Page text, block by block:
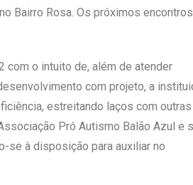
Bairro Rosa. Os próximos encontros
com o intuito de, além de atender
com projeto, a
estreitando laços com outras
Pró Autismo Balão Azul e
se à disposição para auxiliar no